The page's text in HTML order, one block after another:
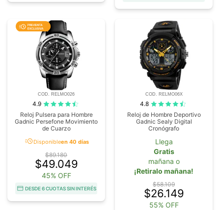
COD. RELMO026
4.9
Reloj Pulsera para Hombre
Gadnic Persefone Movimiento
de Cuarzo
acuteDisponibleen 40 días
$89.180
$49.049
45% OFF
DESDE 6 CUOTAS SIN INTERÉS
COD. RELMO06X
4.8
Reloj de Hombre Deportivo
Gadnic Sealy Digital
Cronógrafo
Llega
Gratis
mañana o
¡Retiralo mañana!
$58.109
$26.149
55% OFF